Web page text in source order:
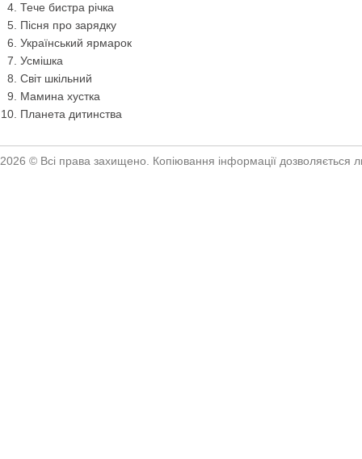
Тече бистра річка
Пісня про зарядку
Український ярмарок
Усмішка
Світ шкільний
Мамина хустка
Планета дитинства
2026 © Всі права захищено. Копіювання інформації дозволяється